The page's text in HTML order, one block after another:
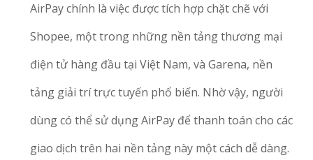
AirPay chính là việc được tích hợp chặt chẽ với
Shopee, một trong những nền tảng thương mại
điện tử hàng đầu tại Việt Nam, và Garena, nền
tảng giải trí trực tuyến phổ biến. Nhờ vậy, người
dùng có thể sử dụng AirPay để thanh toán cho các
giao dịch trên hai nền tảng này một cách dễ dàng.